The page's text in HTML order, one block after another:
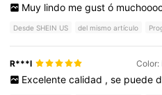
Muy lindo me gust ó
Desde SHEIN US del mismo artículo
R***l Color:
Excelente calidad , se puede